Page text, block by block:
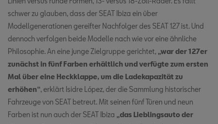
schwer zu glauben, dass der SEAT Ibiza ein über
Modellgenerationen gereifter Nachfolger des SEAT 127 ist. Und
dennoch verfolgen beide Modelle nach wie vor eine ähnliche
Philosophie. An eine junge Zielgruppe gerichtet, „war der 127er
zunächst in fünf Farben erhältlich und verfügte zum ersten
Mal über eine Heckklappe, um die Ladekapazität zu
erhöhen“, erklärt Isidre López, der die Sammlung historischer
Fahrzeuge von SEAT betreut. Mit seinen fünf Türen und neun
Farben ist nun auch der SEAT Ibiza „das Lieblingsauto der